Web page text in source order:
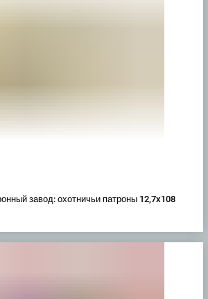
завод: охотничьи патроны 12,7x108